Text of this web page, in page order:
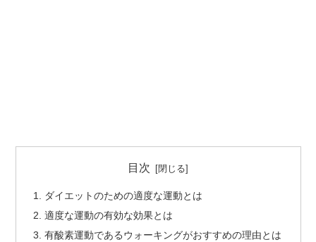
目次
ダイエットのための適度な運動とは
適度な運動の有効な効果とは
有酸素運動であるウォーキングがおすすめの理由とは